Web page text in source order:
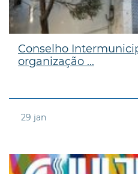
Conselho
organização ...
29 jan